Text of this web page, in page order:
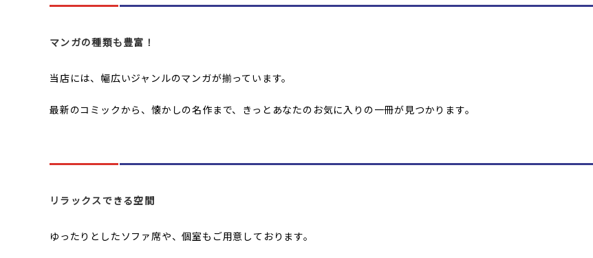
マンガの種類も豊富！
当店には、幅広いジャンルのマンガが揃っています。
最新のコミックから、懐かしの名作まで、きっとあなたのお気に入りの一冊が見つかります。
リラックスできる空間
ゆったりとしたソファ席や、個室もご用意しております。